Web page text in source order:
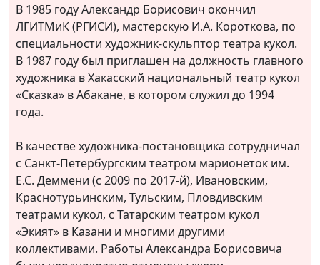
В 1985 году Александр Борисович окончил
ЛГИТМиК (РГИСИ), мастерскую И.А. Короткова, по
специальности художник-скульптор театра кукол.
В 1987 году был приглашен на должность главного
художника в Хакасский национальный театр кукол
«Сказка» в Абакане, в котором служил до 1994
года.
В качестве художника-постановщика сотрудничал
с Санкт-Петербургским театром марионеток им.
Е.С. Деммени (с 2009 по 2017-й), Ивановским,
Краснотурьинским, Тульским, Пловдивским
театрами кукол, с Татарским театром кукол
«Экият» в Казани и многими другими
коллективами. Работы Александра Борисовича